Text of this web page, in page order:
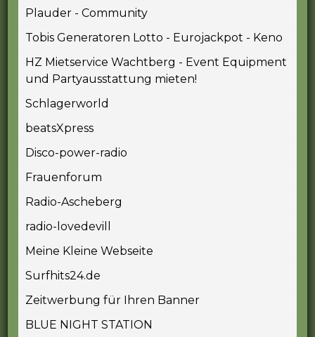
Plauder - Community
Tobis Generatoren Lotto - Eurojackpot - Keno
HZ Mietservice Wachtberg - Event Equipment
und Partyausstattung mieten!
Schlagerworld
beatsXpress
Disco-power-radio
Frauenforum
Radio-Ascheberg
radio-lovedevill
Meine Kleine Webseite
Surfhits24.de
Zeitwerbung für Ihren Banner
BLUE NIGHT STATION